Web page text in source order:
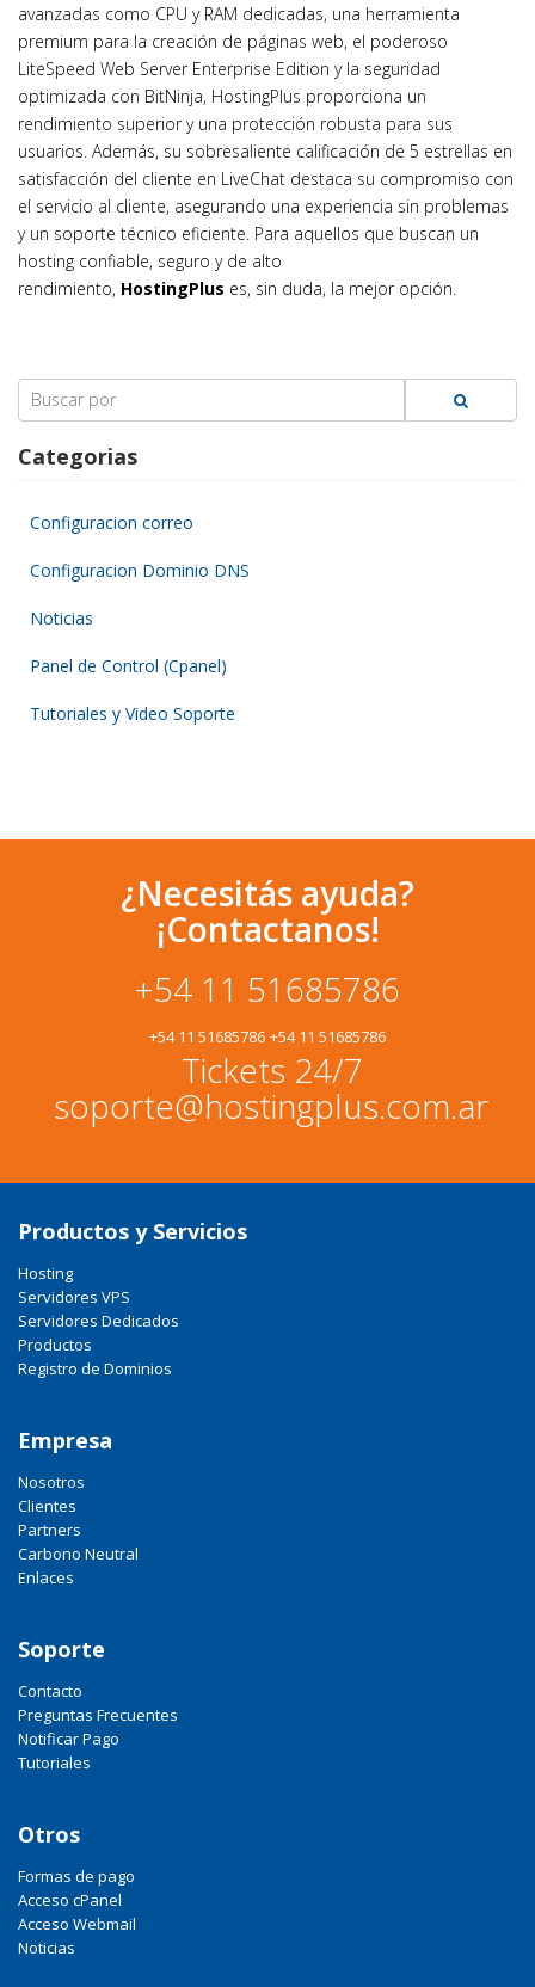
avanzadas como CPU y RAM dedicadas, una herramienta
premium para la creación de páginas web, el poderoso
LiteSpeed Web Server Enterprise Edition y la seguridad
optimizada con BitNinja, HostingPlus proporciona un
rendimiento superior y una protección robusta para sus
usuarios. Además, su sobresaliente calificación de 5 estrellas en
satisfacción del cliente en LiveChat destaca su compromiso con
el servicio al cliente, asegurando una experiencia sin problemas
y un soporte técnico eficiente. Para aquellos que buscan un
hosting confiable, seguro y de alto
rendimiento, HostingPlus es, sin duda, la mejor opción.
Search
for:
Categorias
Configuracion correo
Configuracion Dominio DNS
Noticias
Panel de Control (Cpanel)
Tutoriales y Video Soporte
¿Necesitás ayuda?
¡Contactanos!
+54 11 51685786
+54 11 51685786 +54 11 51685786
Tickets 24/7
soporte@hostingplus.com.ar
Productos y Servicios
Hosting
Servidores VPS
Servidores Dedicados
Productos
Registro de Dominios
Empresa
Nosotros
Clientes
Partners
Carbono Neutral
Enlaces
Soporte
Contacto
Preguntas Frecuentes
Notificar Pago
Tutoriales
Otros
Formas de pago
Acceso cPanel
Acceso Webmail
Noticias